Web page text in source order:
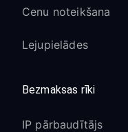
Cenu noteikšana
Lejupielādes
Bezmaksas rīki
IP pārbaudītājs